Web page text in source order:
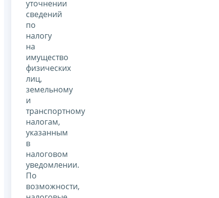
уточнении
сведений
по
налогу
на
имущество
физических
лиц,
земельному
и
транспортному
налогам,
указанным
в
налоговом
уведомлении.
По
возможности,